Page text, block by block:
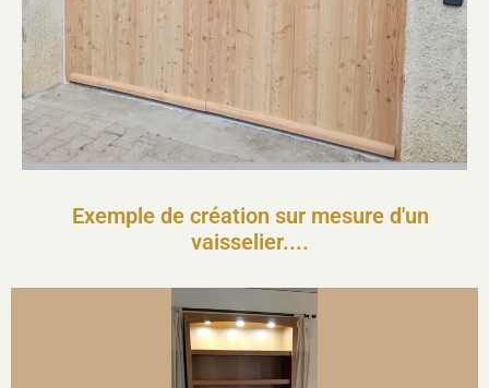
Exemple de création sur mesure d'un
vaisselier....